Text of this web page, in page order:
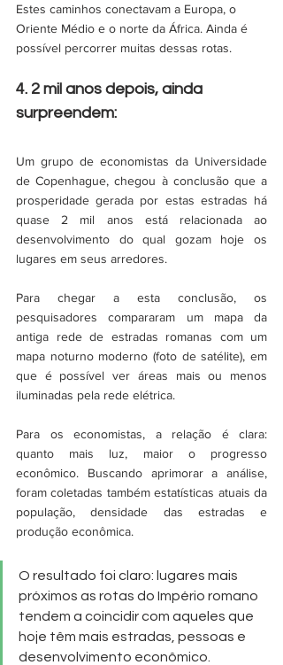
Estes caminhos conectavam a Europa, o
Oriente Médio e o norte da África. Ainda é
possível percorrer muitas dessas rotas.
4. 2 mil anos depois, ainda
surpreendem:
Um grupo de economistas da Universidade
de Copenhague, chegou à conclusão que a
prosperidade gerada por estas estradas há
quase 2 mil anos está relacionada ao
desenvolvimento do qual gozam hoje os
lugares em seus arredores.
Para chegar a esta conclusão, os
pesquisadores compararam um mapa da
antiga rede de estradas romanas com um
mapa noturno moderno (foto de satélite), em
que é possível ver áreas mais ou menos
iluminadas pela rede elétrica.
Para os economistas, a relação é clara:
quanto mais luz, maior o progresso
econômico. Buscando aprimorar a análise,
foram coletadas também estatísticas atuais da
população, densidade das estradas e
produção econômica.
O resultado foi claro: lugares mais
próximos as rotas do Império romano
tendem a coincidir com aqueles que
hoje têm mais estradas, pessoas e
desenvolvimento econômico.